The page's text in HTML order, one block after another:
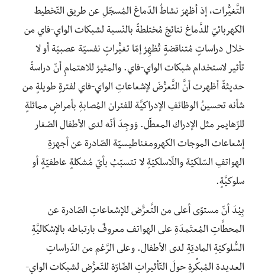
التَّغيُّرات، إذ أظهرَ نشاطُ الدّماغ المُسجّلِ عن طريق التّخطيط
الكهربائيّ للدَّماغ نتائجَ مُختلطةً بالنّسبة لشبكات الواي-فاي من
خلال دراساتٍ مُتناقضةٍ تُظهِرُ إمّا تغيُّراتٍ نفسيّة عصبيّة أو لا
تأثير لاستخدام شبكات الواي-فاي. والمثيرُ للاهتمامِ أنّ دراسةً
حديثةً أظهرت أنَّ التَّعرُّضَ لإشعاعاتِ الواي-فاي لفترةٍ طويلةٍ من
شأنه تحسينُ الوظائفِ الإدراكيَّة للفئران المُصابةِ بأمراضٍ مماثلةٍ
للزّهايمر مثل الإدراك المعطّل. وَوجِدَ أنّه لدى الأطفال الصّغار
إشعاعات الموجات الكهرومغناطيسيّة الصّادرة عن أجهزةِ
الهواتفِ السّلكيّة واللّاسلكيّةِ لا تتسبّبُ بأيّ مُشكلةٍ عاطفيّةٍ أو
سلوكيَّةٍ.
بِيْدَ أنّ مستوًى أعلى من التَّعرُّض للإشعاعاتِ الصّادرة عن
المحطَّاتِ المُعتَمدَةِ على الهواتف معروفٌ بارتباطه بالإشكاليَّةِ
السُّلوكيّةِ الماديّةِ لدى الأطفال. وعلى الرَّغم من الدّراساتِ
العديدة المُبكِّرةِ حولَ التّأثيراتِ الضّارّة للتّعرُّض لشبكات الواي-